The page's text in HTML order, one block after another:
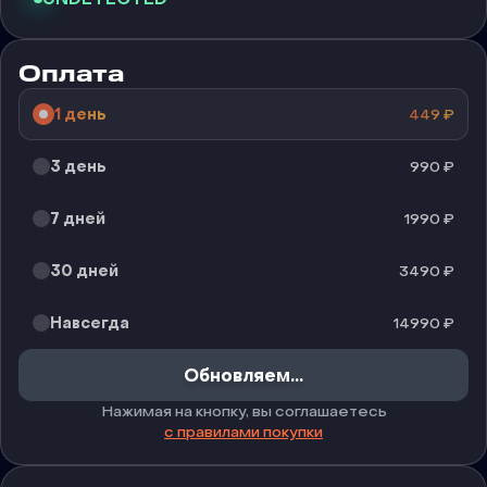
Оплата
1 день 449 ₽
3 день 990 ₽
7 дней 1990 ₽
30 дней 3490 ₽
Навсегда 14990 ₽
Обновляем...
Нажимая на кнопку, вы соглашаетесь
с правилами покупки